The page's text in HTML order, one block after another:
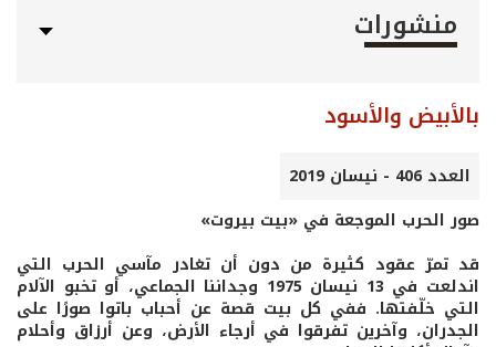
منشورات
بالأبيض والأسود
العدد 406 - نيسان 2019
صور الحرب الموجعة في «بيت بيروت»
قد تمرّ عقود كثيرة من دون أن تغادر مآسي الحرب التي
اندلعت في 13 نيسان 1975 وجداننا الجماعي، أو تخبو الآلام
التي خلّفتها. ففي كل بيت قصة عن أحباب باتوا صورًا على
الجدران، وآخرين تفرقوا في أرجاء الأرض، وعن أرزاق وأحلام